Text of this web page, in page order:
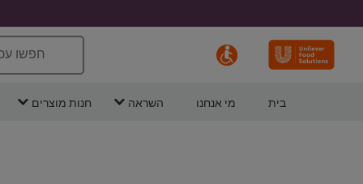
חפשו
בית מי אנחנו השראה חנות מוצרים